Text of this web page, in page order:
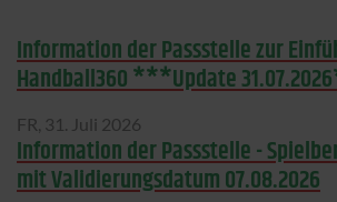
Information der Passstelle zur
Handball360 ***Update
FR, 31. Juli 2026
Information der Passstelle -
mit Validierungsdatum 07.08.2026